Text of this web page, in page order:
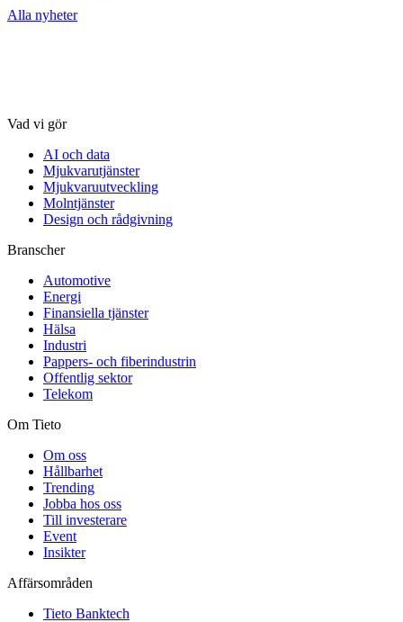
Alla nyheter
Vad vi gör
AI och data
Mjukvarutjänster
Mjukvaruutveckling
Molntjänster
Design och rådgivning
Branscher
Automotive
Energi
Finansiella tjänster
Hälsa
Industri
Pappers- och fiberindustrin
Offentlig sektor
Telekom
Om Tieto
Om oss
Hållbarhet
Trending
Jobba hos oss
Till investerare
Event
Insikter
Affärsområden
Tieto Banktech